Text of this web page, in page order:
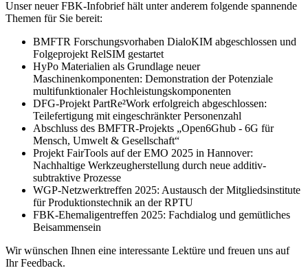
Unser neuer FBK-Infobrief hält unter anderem folgende spannende
Themen für Sie bereit:
BMFTR Forschungsvorhaben DialoKIM abgeschlossen und
Folgeprojekt RelSIM gestartet
HyPo Materialien als Grundlage neuer
Maschinenkomponenten: Demonstration der Potenziale
multifunktionaler Hochleistungskomponenten
DFG-Projekt PartRe²Work erfolgreich abgeschlossen:
Teilefertigung mit eingeschränkter Personenzahl
Abschluss des BMFTR-Projekts „Open6Ghub - 6G für
Mensch, Umwelt & Gesellschaft“
Projekt FairTools auf der EMO 2025 in Hannover:
Nachhaltige Werkzeugherstellung durch neue additiv-
subtraktive Prozesse
WGP-Netzwerktreffen 2025: Austausch der Mitgliedsinstitute
für Produktionstechnik an der RPTU
FBK-Ehemaligentreffen 2025: Fachdialog und gemütliches
Beisammensein
Wir wünschen Ihnen eine interessante Lektüre und freuen uns auf
Ihr Feedback.